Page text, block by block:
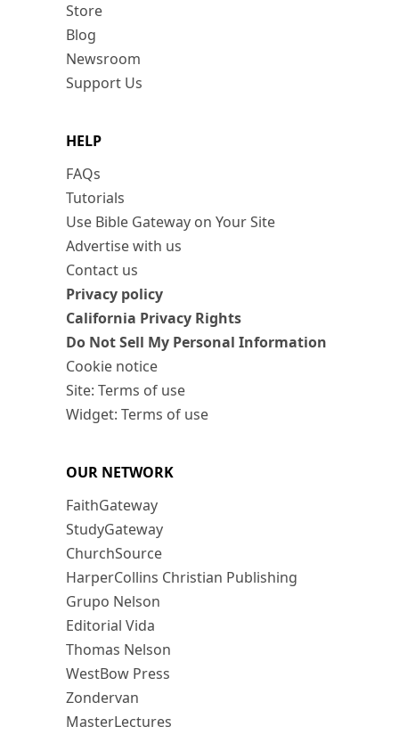
Store
Blog
Newsroom
Support Us
HELP
FAQs
Tutorials
Use Bible Gateway on Your Site
Advertise with us
Contact us
Privacy policy
California Privacy Rights
Do Not Sell My Personal Information
Cookie notice
Site: Terms of use
Widget: Terms of use
OUR NETWORK
FaithGateway
StudyGateway
ChurchSource
HarperCollins Christian Publishing
Grupo Nelson
Editorial Vida
Thomas Nelson
WestBow Press
Zondervan
MasterLectures